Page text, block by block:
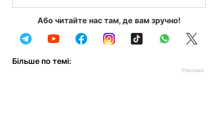
Або читайте нас там, де вам зручно!
Більше по темі: